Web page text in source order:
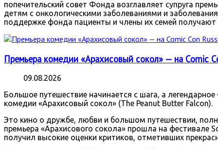
попечительский совет Фонда возглавляет супруга
детям с онкологическими заболеваниями и
поддержке фонда пациенты и члены их семей
Премьера комедии «Арахисовый сокол» — на Comic
09.08.2026
Большое путешествие начинается с шага, а
комедии «Арахисовый сокол» (The Peanut Butter Falcon).
Это кино о дружбе, любви и большом путешествии,
премьера «Арахисового сокола» прошла на фестивале
получил высокие оценки критиков, отметивших